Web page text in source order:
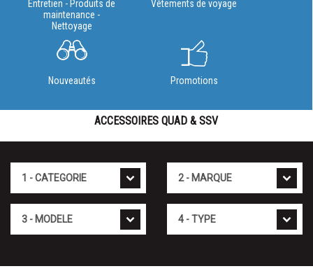
Entretien - Produits de
maintenance -
Nettoyage
Vêtements de voyage
Nouveautés Promotions
ACCESSOIRES QUAD & SSV